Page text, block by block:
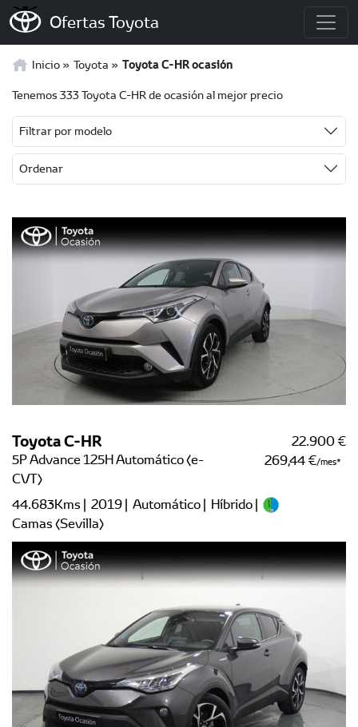
Ofertas Toyota
Inicio Toyota Toyota C-HR ocasión
Tenemos 333 Toyota C-HR de ocasión al mejor precio
Filtrar por modelo
Ordenar
Toyota C-HR
5P Advance 125H Automático (e-
CVT)
22.900 €
269,44 €/mes
44.683Kms | 2019 | Automático | Híbrido |
Camas (Sevilla)